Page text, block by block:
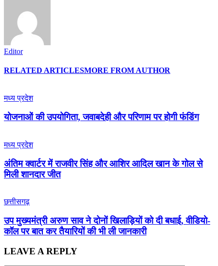
Editor
RELATED ARTICLESMORE FROM AUTHOR
मध्य प्रदेश
योजनाओं की उपयोगिता, जवाबदेही और परिणाम पर होगी फंडिंग
मध्य प्रदेश
अंतिम क्वार्टर में राजवीर सिंह और आशिर आदिल खान के गोल से
मिली शानदार जीत
छत्तीसगढ़
उप मुख्यमंत्री अरुण साव ने दोनों खिलाड़ियों को दी बधाई, वीडियो-
कॉल पर बात कर तैयारियों की भी ली जानकारी
LEAVE A REPLY